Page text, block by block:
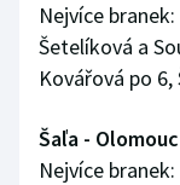
Rychlostní
Short track
Sportovní
Nejvíce
Šetelíková a
Kovářová po
Šaľa -
Nejvíce